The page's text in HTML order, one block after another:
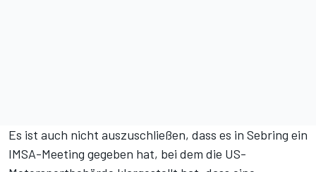
Es ist auch nicht auszuschließen, dass es in Sebring ein
IMSA-Meeting gegeben hat, bei dem die US-